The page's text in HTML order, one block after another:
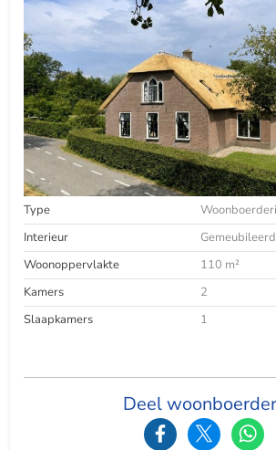
Type
Interieur
Gemeubileerd
Woonoppervlakte
110 m²
Kamers
2
Slaapkamers
1
Deel